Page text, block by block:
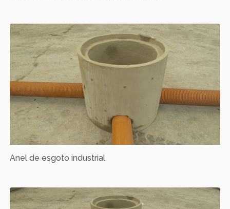
Anel de esgoto industrial